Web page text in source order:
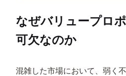
なぜバリュープロ
可欠なのか
混雑した市場において、弱く